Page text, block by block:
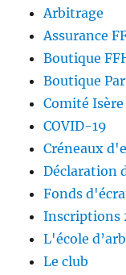
Arbitrage
Assurance
Boutique
Boutique
Comité Isère
COVID-19
Créneaux
Déclaration
Fonds
Inscriptions
L'école
Le club